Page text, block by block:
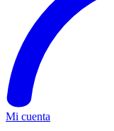
Mi cuenta